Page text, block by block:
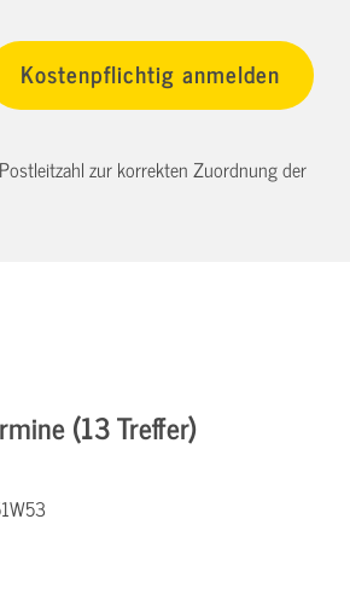
zur korrekten Zuordnung der
(13 Treffer)